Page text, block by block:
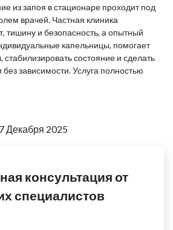
из запоя в стационаре проходит под
врачей. Частная клиника
тишину и безопасность, а опытный
капельницы, помогает
стабилизировать состояние и сделать
зависимости. Услуга полностью
Декабря 2025
консультация от
специалистов